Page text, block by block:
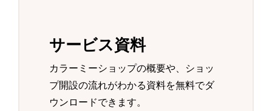
サービス資料
カラーミーショップの概要や、ショッ
プ開設の流れがわかる資料を無料でダ
ウンロードできます。